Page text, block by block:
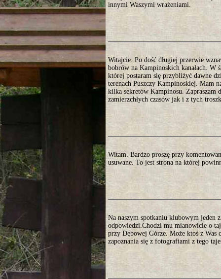
innymi Waszymi wrażeniami.
Witajcie. Po dość długiej przerwie
bobrów na Kampinoskich kanałach. W
której postaram się przybliżyć dawne
terenach Puszczy Kampinoskiej. Mam
kilka sekretów Kampinosu. Zapraszam
zamierzchłych czasów jak i z tych
Witam. Bardzo proszę przy
usuwane. To jest strona na której
Na naszym spotkaniu klubowym jeden
odpowiedzi.Chodzi mu mianowicie o
przy Dębowej Górze. Może ktoś z Was
zapoznania się z fotografiami z tego